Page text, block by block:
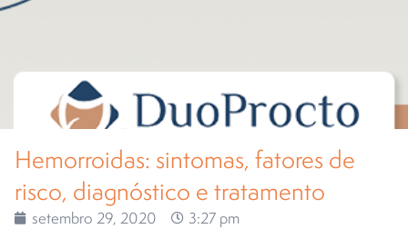
Hemorroidas: sintomas, fatores de
risco, diagnóstico e tratamento
setembro 29, 2020 3:27 pm